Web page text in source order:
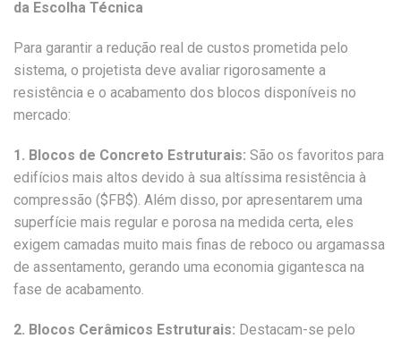
da Escolha Técnica
Para garantir a redução real de custos prometida pelo
sistema, o projetista deve avaliar rigorosamente a
resistência e o acabamento dos blocos disponíveis no
mercado:
1. Blocos de Concreto Estruturais: São os favoritos para
edifícios mais altos devido à sua altíssima resistência à
compressão ($FB$). Além disso, por apresentarem uma
superfície mais regular e porosa na medida certa, eles
exigem camadas muito mais finas de reboco ou argamassa
de assentamento, gerando uma economia gigantesca na
fase de acabamento.
2. Blocos Cerâmicos Estruturais: Destacam-se pelo